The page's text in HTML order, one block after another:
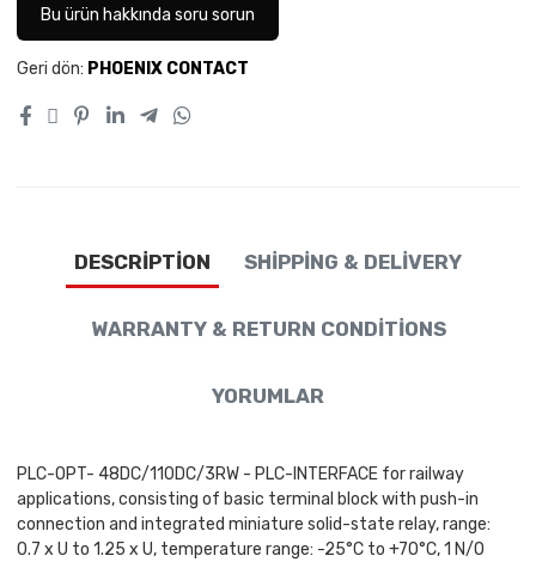
Bu ürün hakkında soru sorun
Geri dön: PHOENIX CONTACT
DESCRIPTION SHIPPING & DELIVERY
WARRANTY & RETURN CONDITIONS
YORUMLAR
PLC-OPT- 48DC/110DC/3RW - PLC-INTERFACE for railway
applications, consisting of basic terminal block with push-in
connection and integrated miniature solid-state relay, range:
0.7 x U to 1.25 x U, temperature range: -25°C to +70°C, 1 N/O